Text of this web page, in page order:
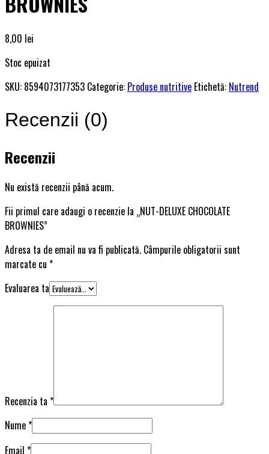
8,00 lei
Stoc epuizat
SKU: 8594073177353 Categorie: Produse nutritive Etichetă: Nutrend
Recenzii (0)
Recenzii
Nu există recenzii până acum.
Fii primul care adaugi o recenzie la „NUT-DELUXE CHOCOLATE
BROWNIES”
Adresa ta de email nu va fi publicată. Câmpurile obligatorii sunt
marcate cu *
Evaluarea ta
Recenzia ta *
Nume*
Email *